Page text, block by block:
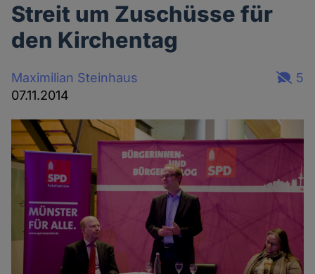
Streit um Zuschüsse für
den Kirchentag
Maximilian Steinhaus
07.11.2014
5